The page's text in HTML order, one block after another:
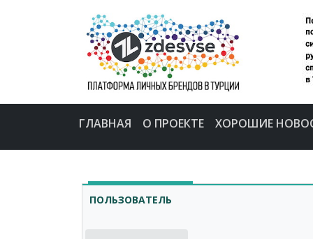
ГЛАВНАЯ О ПРОЕКТЕ ХОРОШИЕ
ПОЛЬЗОВАТЕЛЬ